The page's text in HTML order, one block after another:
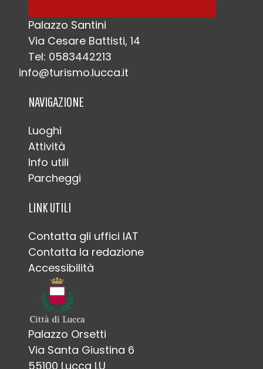
Palazzo Santini
Via Cesare Battisti, 14
Tel: 0583442213
info@turismo.lucca.it
NAVIGAZIONE
Luoghi
Attività
Info utili
Parcheggi
LINK UTILI
Contatta gli uffici IAT
Contatta la redazione
Accessibilità
Palazzo Orsetti
Via Santa Giustina 6
55100 Lucca LU